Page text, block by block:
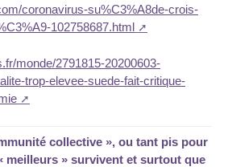
coronavirus-su%C3%A8de-crois-
102758687.html
monde/2791815-20200603-
trop-elevee-suede-fait-critique-
collective », ou tant pis pour
meilleurs » survivent et surtout que